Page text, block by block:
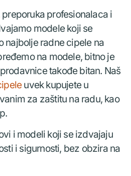
profesionalaca i
modele koji se
najbolje radne cipele na
na modele, bitno je
takođe bitan. Naš
uvek kupujete u
za zaštitu na radu, kao
i modeli koji se izdvajaju
i sigurnosti, bez obzira na